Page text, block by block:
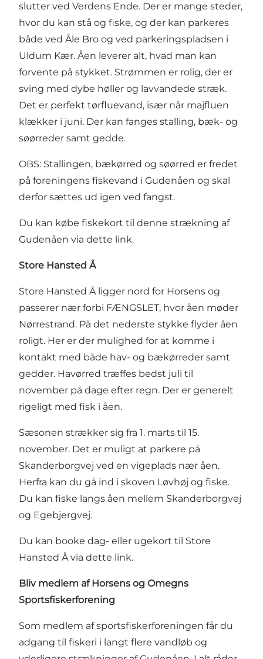
slutter ved Verdens Ende. Der er mange steder,
hvor du kan stå og fiske, og der kan parkeres
både ved Åle Bro og ved parkeringspladsen i
Uldum Kær. Åen leverer alt, hvad man kan
forvente på stykket. Strømmen er rolig, der er
sving med dybe høller og lavvandede stræk.
Det er perfekt tørfluevand, især når majfluen
klækker i juni. Der kan fanges stalling, bæk- og
søørreder samt gedde.
OBS: Stallingen, bækørred og søørred er fredet
på foreningens fiskevand i Gudenåen og skal
derfor sættes ud igen ved fangst.
Du kan købe fiskekort til denne strækning af
Gudenåen via dette link.
Store Hansted Å
Store Hansted Å ligger nord for Horsens og
passerer nær forbi FÆNGSLET, hvor åen møder
Nørrestrand. På det nederste stykke flyder åen
roligt. Her er der mulighed for at komme i
kontakt med både hav- og bækørreder samt
gedder. Havørred træffes bedst juli til
november på dage efter regn. Der er generelt
rigeligt med fisk i åen.
Sæsonen strækker sig fra 1. marts til 15.
november. Det er muligt at parkere på
Skanderborgvej ved en vigeplads nær åen.
Herfra kan du gå ind i skoven Løvhøj og fiske.
Du kan fiske langs åen mellem Skanderborgvej
og Egebjergvej.
Du kan booke dag- eller ugekort til Store
Hansted Å via dette link.
Bliv medlem af Horsens og Omegns
Sportsfiskerforening
Som medlem af sportsfiskerforeningen får du
adgang til fiskeri i langt flere vandløb og